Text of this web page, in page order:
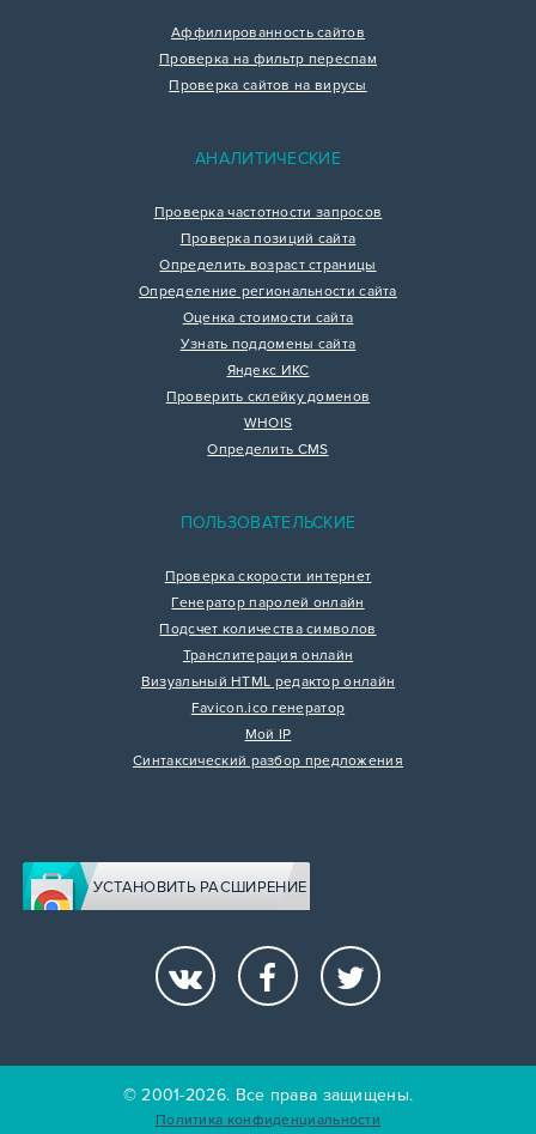
Аффилированность сайтов
Проверка на фильтр переспам
Проверка сайтов на вирусы
АНАЛИТИЧЕСКИЕ
Проверка частотности запросов
Проверка позиций сайта
Определить возраст страницы
Определение региональности сайта
Оценка стоимости сайта
Узнать поддомены сайта
Яндекс ИКС
Проверить склейку доменов
WHOIS
Определить CMS
ПОЛЬЗОВАТЕЛЬСКИЕ
Проверка скорости интернет
Генератор паролей онлайн
Подсчет количества символов
Транслитерация онлайн
Визуальный HTML редактор онлайн
Favicon.ico генератор
Мой IP
Синтаксический разбор предложения
УСТАНОВИТЬ РАСШИРЕНИЕ
© 2001-2026. Все права защищены.
Политика конфиденциальности